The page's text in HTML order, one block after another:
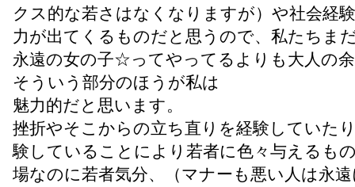
クス的な若さはなくなりますが）や社会経
力が出てくるものだと思うので、私たちま
永遠の女の子☆ってやってるよりも大人の
そういう部分のほうが私は
魅力的だと思います。
挫折やそこからの立ち直りを経験していた
験していることにより若者に色々与えるも
場なのに若者気分、（マナーも悪い人は永